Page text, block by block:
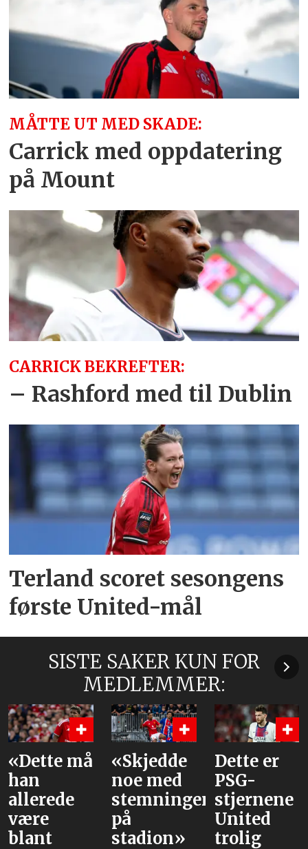
MÅTTE UT MED SKADE:
Carrick med oppdatering
på Mount
CARRICK BEKREFTER:
– Rashford med til Dublin
Terland scoret sesongens
første United-mål
SISTE SAKER KUN FOR
MEDLEMMER:
«Skjedde
noe med
stemningen
på
stadion»
Dette er
PSG-
stjernene
United
trolig
Våre
av laget
mot PSG